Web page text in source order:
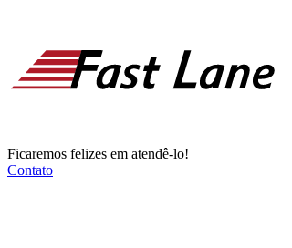
Ficaremos felizes em atendê-lo!
Contato